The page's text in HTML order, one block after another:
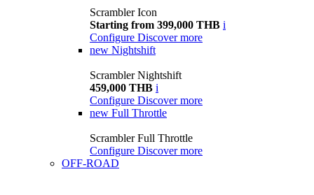
Scrambler Icon
Starting from 399,000 THB i
Configure Discover more
new Nightshift
Scrambler Nightshift
459,000 THB i
Configure Discover more
new Full Throttle
Scrambler Full Throttle
Configure Discover more
OFF-ROAD